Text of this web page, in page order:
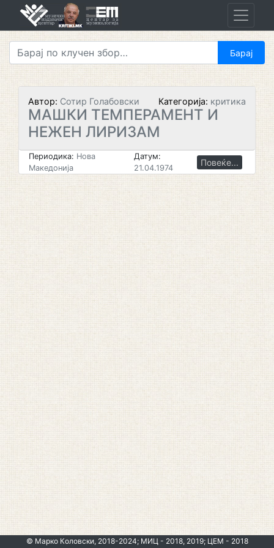
Автор: Сотир Голабовски Категорија: критика
МАШКИ ТЕМПЕРАМЕНТ И
НЕЖЕН ЛИРИЗАМ
Периодика: Нова
Македонија
Датум:
21.04.1974
Повеќе...
© Марко Коловски, 2018-2024; МИЦ - 2018, 2019; ЦЕМ - 2018